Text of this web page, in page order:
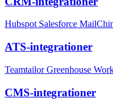
Hubspot Salesforce
ATS-integrationer
TeamtailorGreenhouse
CMS-integrationer